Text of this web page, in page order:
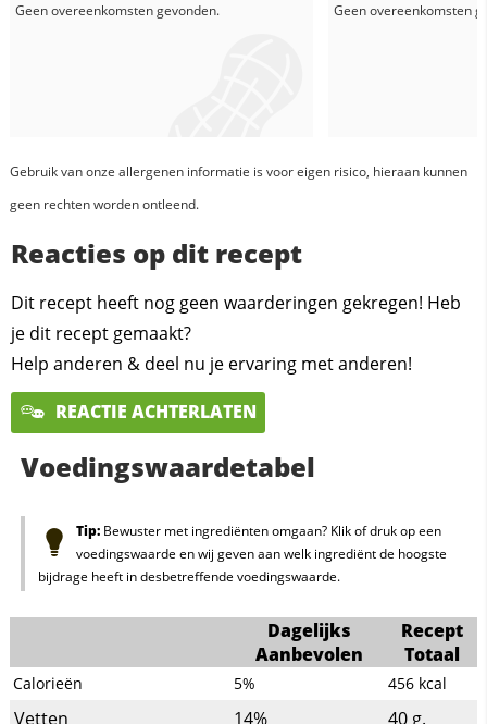
Geen overeenkomsten gevonden. Geen overeenkomsten
Gebruik van onze allergenen informatie is voor eigen risico, hieraan kunnen
geen rechten worden ontleend.
Reacties op dit recept
Dit recept heeft nog geen waarderingen gekregen! Heb
je dit recept gemaakt?
Help anderen & deel nu je ervaring met anderen!
REACTIE ACHTERLATEN
Voedingswaardetabel
Tip:Bewuster met ingrediënten omgaan? Klik of druk op een
voedingswaarde en wij geven aan welk ingrediënt de hoogste
bijdrage heeft in desbetreffende voedingswaarde.
Dagelijks
Aanbevolen
Recept
Totaal
Calorieën 5% 456 kcal
Vetten 14% 40 g.